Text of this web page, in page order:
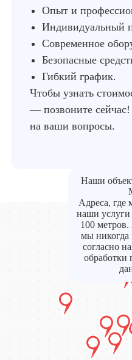
Опыт и
Индивидуальный
Современное
Безопасные
Гибкий график.
Чтобы узнать
— позвоните
на ваши вопросы.
Наши
Адреса, где
наши услуги
100 метров.
мы никогда
согласно
обработки